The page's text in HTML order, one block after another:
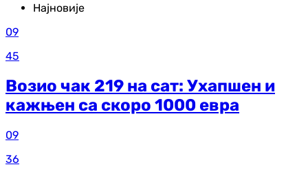
Најновије
09
45
Возио чак 219 на сат: Ухапшен и
кажњен са скоро 1000 евра
09
36